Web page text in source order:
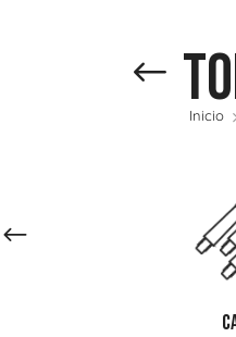
Inicio